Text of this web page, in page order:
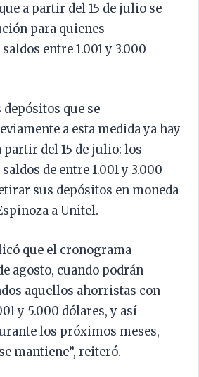
a partir del 15 de julio se
para quienes
entre 1.001 y 3.000
depósitos que se
a esta medida ya hay
del 15 de julio: los
de entre 1.001 y 3.000
sus depósitos en moneda
a Unitel.
que el cronograma
agosto, cuando podrán
aquellos ahorristas con
y 5.000 dólares, y así
los próximos meses,
mantiene”, reiteró.